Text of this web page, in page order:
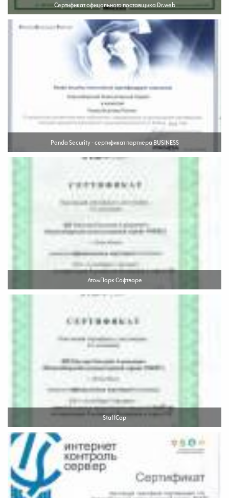
Сертификат офицального поставщика Dr.web
Panda Security - сертификат партнера BUSINESS
АтомПарк Софтваре
StaffCop